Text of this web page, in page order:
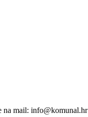
na mail: info@komunal.hr